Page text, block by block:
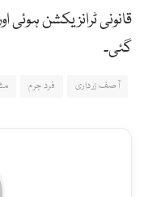
قانونی ٹرانزیکشن ہوئی
گئی۔
آصف زرداری فرد جرم